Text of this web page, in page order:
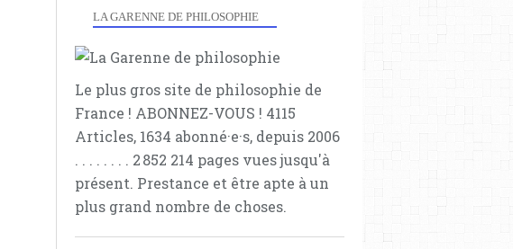
LA GARENNE DE PHILOSOPHIE
Le plus gros site de philosophie de
France ! ABONNEZ-VOUS ! 4115
Articles, 1634 abonné·e·s, depuis 2006
. . . . . . . . 2 852 214 pages vues jusqu'à
présent. Prestance et être apte à un
plus grand nombre de choses.